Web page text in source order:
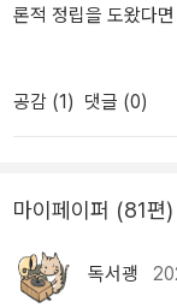
문에 촉발되는 것이
력을 증명한다기보
셀수록 반격은 더 촘
합법화 판결 이후 미
뜨렸지만, 기실 그것
착했음을 한탄하는
대변인들은 대중 앞
자기들끼리 있을 때는
해 나는 페미니즘과
눈치보는 사회 현상
분량의 책을 제대로
맞는 것 같다고 느꼈
론적 정립을 도왔다
공감 (1) 댓글 (0)
마이페이퍼 (81편)
독서괭